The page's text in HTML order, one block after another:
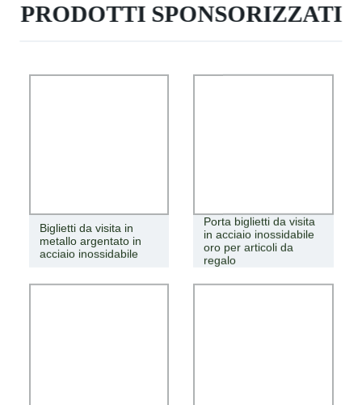
PRODOTTI SPONSORIZZATI
Biglietti da visita in
metallo argentato in
acciaio inossidabile
Porta biglietti da visita
in acciaio inossidabile
oro per articoli da
regalo